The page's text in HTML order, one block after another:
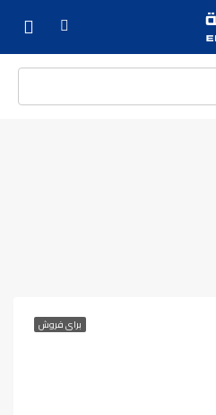
برای فروش